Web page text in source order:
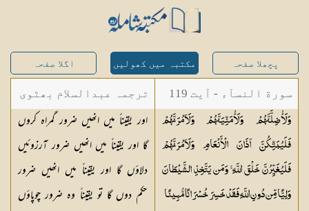
پچھلا صفحہ مکتبہ میں کھولیں اگلا صفحہ
سورة النسآء - آیت 119
وَلَأُضِلَّنَّهُمْ وَلَأُمَنِّيَنَّهُمْ وَلَآمُرَنَّهُمْ
فَلَيُبَتِّكُنَّ آذَانَ الْأَنْعَامِ وَلَآمُرَنَّهُمْ
فَلَيُغَيِّرُنَّ خَلْقَ اللَّهِ ۚ وَمَن يَتَّخِذِ الشَّيْطَانَ
وَلِيًّا مِّن دُونِ اللَّهِ فَقَدْ خَسِرَ خُسْرَانًامُّبِينًا
ترجمہ عبدالسلام بھٹوی
- عبدالسلام بن محمد
اور یقیناً میں انھیں ضرور گمراہ کروں
گا اور یقیناً میں انھیں ضرور آرزوئیں
دلاؤں گا اور یقیناً میں انھیں ضرور
حکم دوں گا تو یقیناً وہ ضرور چوپاؤں